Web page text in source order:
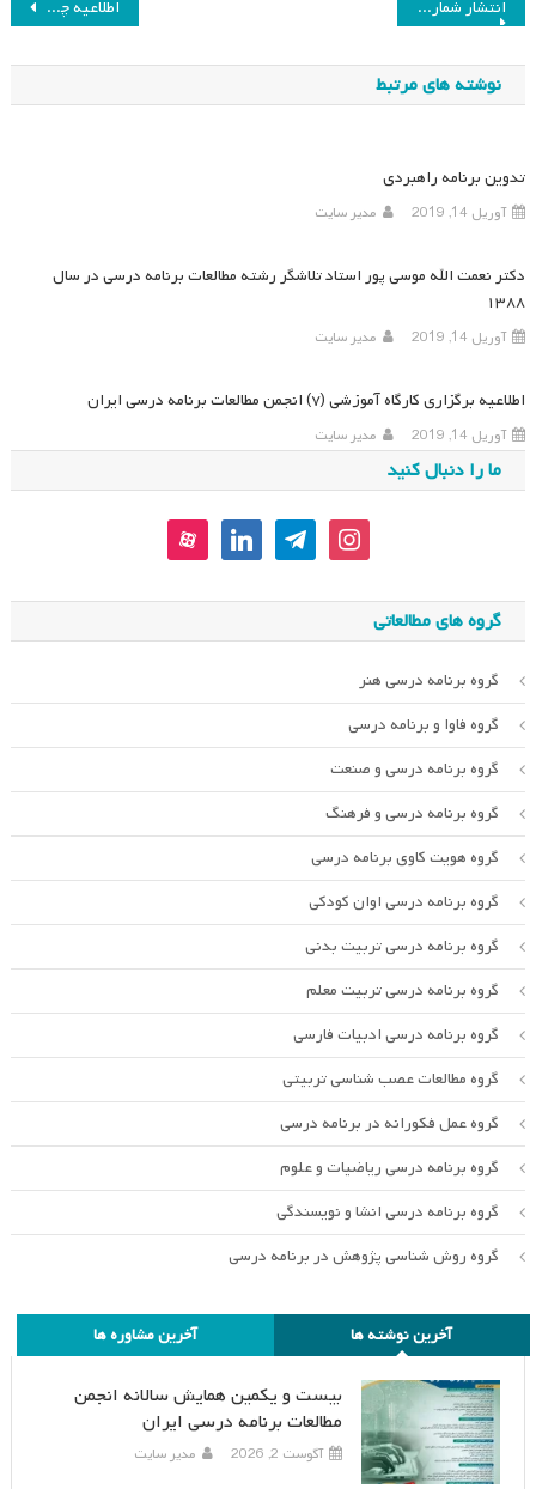
نوشته
اطلاعیه چهاردهمین همایش سالانه انجمن مطالعات برنامه درسی ایران انتشار شماره ۱۱ دوفصلنامه مطالعات برنامه درسی آموزش عالی
نوشته های مرتبط
تدوین برنامه راهبردی
آوریل 14, 2019 مدیر سایت
دکتر نعمت الله موسی پور استاد تلاشگر رشته مطالعات برنامه درسی در سال
۱۳۸۸
آوریل 14, 2019 مدیر سایت
اطلاعیه برگزاری کارگاه آموزشی (۷) انجمن مطالعات برنامه درسی ایران
آوریل 14, 2019 مدیر سایت
ما را دنبال کنید
instagram
telegram
linkedin
aparat
گروه های مطالعاتی
گروه برنامه درسی هنر
گروه فاوا و برنامه درسی
گروه برنامه درسی و صنعت
گروه برنامه درسی و فرهنگ
گروه هویت کاوی برنامه درسی
گروه برنامه درسی اوان کودکی
گروه برنامه درسی تربیت بدنی
گروه برنامه درسی تربیت معلم
گروه برنامه درسی ادبیات فارسی
گروه مطالعات عصب شناسی تربیتی
گروه عمل فکورانه در برنامه درسی
گروه برنامه درسی ریاضیات و علوم
گروه برنامه درسی انشا و نویسندگی
گروه روش شناسی پژوهش در برنامه درسی
آخرین نوشته ها آخرین مشاوره ها
بیست و یکمین همایش سالانه انجمن
مطالعات برنامه درسی ایران
آگوست 2, 2026 مدیر سایت